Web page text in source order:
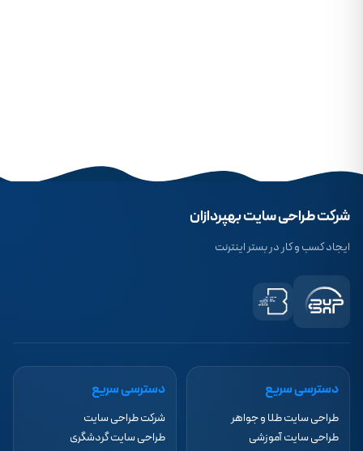
شرکت طراحی سایت بهپردازان
ایجاد کسب و کار در بستر اینترنت
دسترسی سریع
طراحی سایت طلا و جواهر
طراحی سایت آموزشی
دسترسی سریع
شرکت طراحی سایت
طراحی سایت گردشگری